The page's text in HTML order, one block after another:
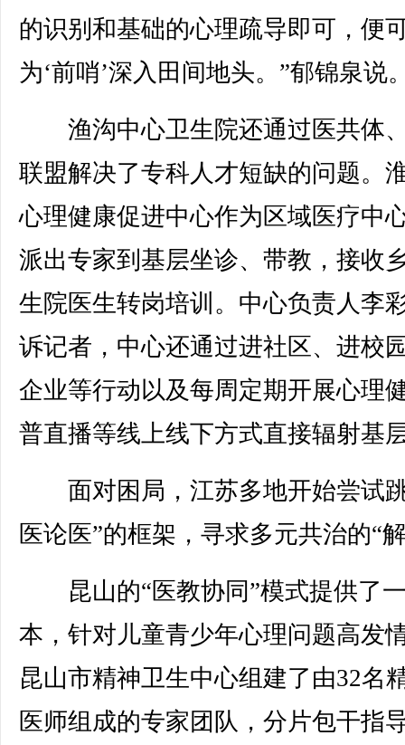
的识别和基础的心理疏导即可，便
为‘前哨’深入田间地头。”郁锦泉说
渔沟中心卫生院还通过医共体
联盟解决了专科人才短缺的问题。
心理健康促进中心作为区域医疗中
派出专家到基层坐诊、带教，接收
生院医生转岗培训。中心负责人李
诉记者，中心还通过进社区、进校
企业等行动以及每周定期开展心理
普直播等线上线下方式直接辐射基
面对困局，江苏多地开始尝试
医论医”的框架，寻求多元共治的“
昆山的“医教协同”模式提供了
本，针对儿童青少年心理问题高发
昆山市精神卫生中心组建了由32名
医师组成的专家团队，分片包干指